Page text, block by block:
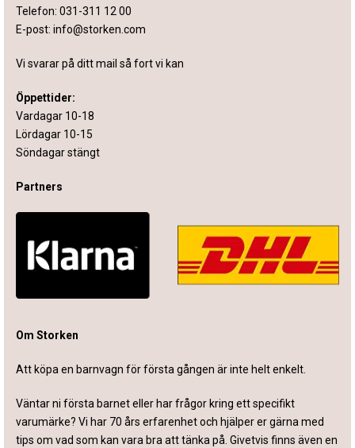
Telefon: 031-311 12 00
E-post: info@storken.com
Vi svarar på ditt mail så fort vi kan
Öppettider:
Vardagar 10-18
Lördagar 10-15
Söndagar stängt
Partners
Om Storken
Att köpa en barnvagn för första gången är inte helt enkelt.
Väntar ni första barnet eller har frågor kring ett specifikt
varumärke? Vi har 70 års erfarenhet och hjälper er gärna med
tips om vad som kan vara bra att tänka på. Givetvis finns även en